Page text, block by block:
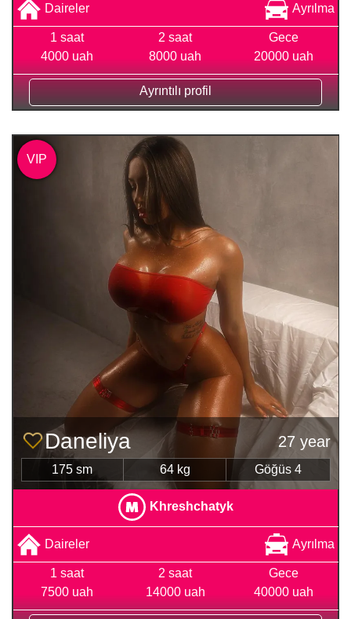
Daireler Ayrılma
1 saat
4000 uah
2 saat
8000 uah
Gece
20000 uah
Ayrıntılı profil
Daneliya 27 year
175 sm 64 kg Göğüs 4
Khreshchatyk
Daireler Ayrılma
1 saat
7500 uah
2 saat
14000 uah
Gece
40000 uah
VIP